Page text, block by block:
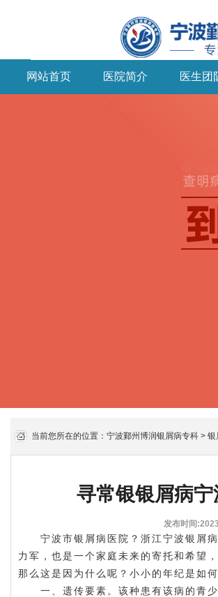
网站首页 医院简介 医生团
当前您所在的位置： 宁波鄞州博润银屑病专科 > 银
寻常银银屑病
发布时间
宁波市银屑病医院？浙江宁波银屑病
力军，也是一个家庭未来的寄托和希望
那么这是因为什么呢？小小的年纪是如
一、遗传要素。该种患有该病的青少